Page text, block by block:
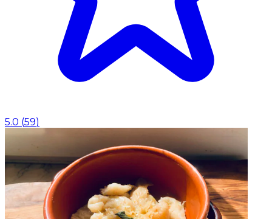
5.0 (59)